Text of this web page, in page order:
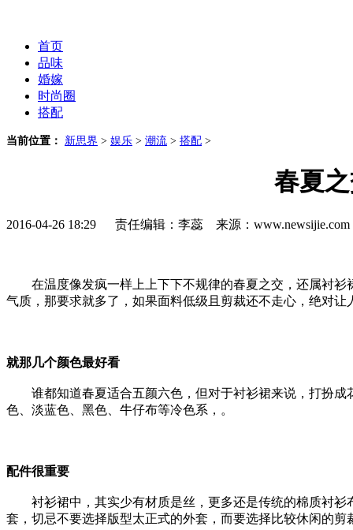
首页
品味
婚嫁
时尚圈
搭配
当前位置： 新思界 > 娱乐 > 潮流 > 搭配 >
春夏
2016-04-26 18:29 责任编辑：李蕊 来源：
在温度像发疯一样上上下下不规律的春夏之交，还属衬衫
气质，那要求就多了，如果面料低级且剪裁还不走心，绝对
就那几个颜色最好看
谁都知道春夏适合五颜六色，但对于衬衫裙来说，打扮成
色、淡蓝色、黑色、牛仔布等冷色系，。
配件很重要
衬衫裙中，其实少有材质是丝，更多还是传统的棉质衬衫
套，切忌不要选择版型太正式的外套，而要选择比较休闲的